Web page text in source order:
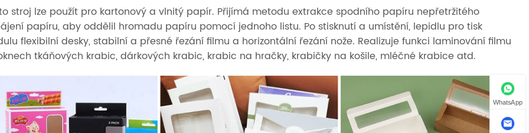
stroj lze použít pro kartonový a vlnitý papír. Přijímá metodu extrakce spodního papíru nepřetržitého
papíru, aby oddělil hromadu papíru pomocí jednoho listu. Po stisknutí a umístění, lepidlu pro tisk
flexibilní desky, stabilní a přesné řezání filmu a horizontální řezání nože. Realizuje funkci laminování filmu
tkáňových krabic, dárkových krabic, krabic na hračky, krabičky na košile, mléčné krabice atd.
WhatsApp